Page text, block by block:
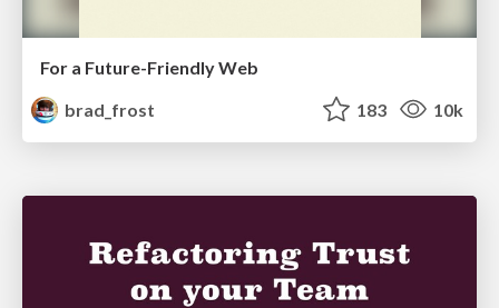
For a Future-Friendly Web
brad_frost
183 10k